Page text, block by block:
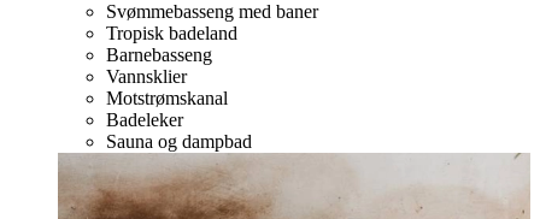
Svømmebasseng med baner
Tropisk badeland
Barnebasseng
Vannsklier
Motstrømskanal
Badeleker
Sauna og dampbad